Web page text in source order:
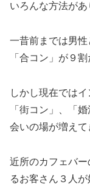
いろんな方法があ
一昔前までは男
「合コン」が９
しかし現在では
「街コン」、「
会いの場が増えて
近所のカフェバ
るお客さん３人